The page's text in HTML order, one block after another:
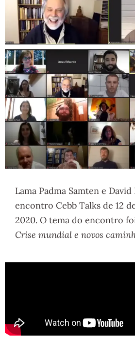
Lama Padma Samten e David
encontro Cebb Talks de 12
2020. O tema do encontro
Crise mundial e novos